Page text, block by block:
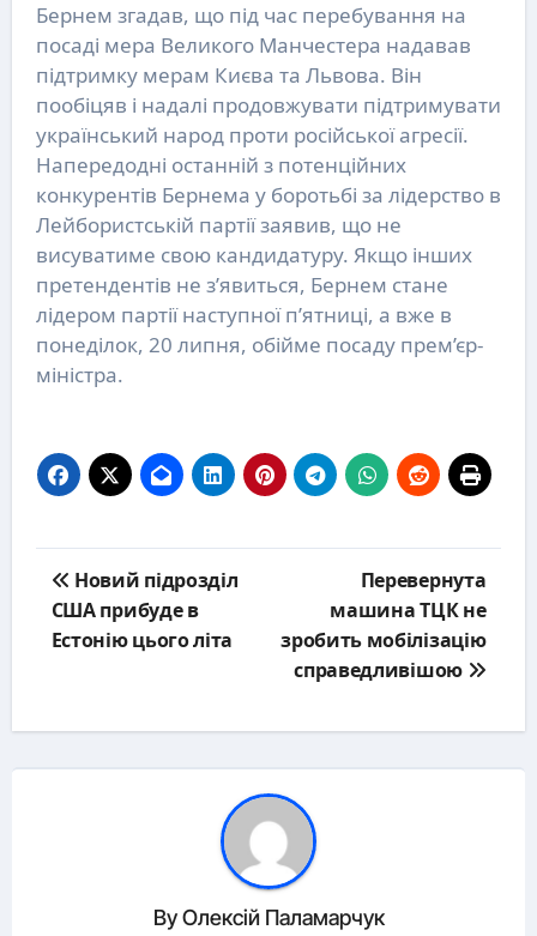
Бернем згадав, що під час перебування на
посаді мера Великого Манчестера надавав
підтримку мерам Києва та Львова. Він
пообіцяв і надалі продовжувати підтримувати
український народ проти російської агресії.
Напередодні останній з потенційних
конкурентів Бернема у боротьбі за лідерство в
Лейбористській партії заявив, що не
висуватиме свою кандидатуру. Якщо інших
претендентів не з’явиться, Бернем стане
лідером партії наступної п’ятниці, а вже в
понеділок, 20 липня, обійме посаду прем’єр-
міністра.
navigation
Новий підрозділ
США прибуде в
Естонію цього літа
Перевернута
машина ТЦК не
зробить мобілізацію
справедливішою
ByОлексій Паламарчук